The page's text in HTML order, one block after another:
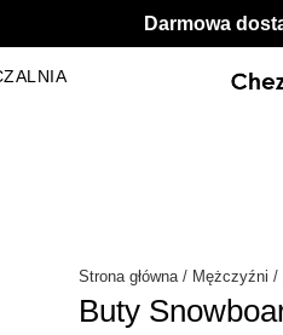
Darmowa
Strona główna/ Mężczyźni /
Buty